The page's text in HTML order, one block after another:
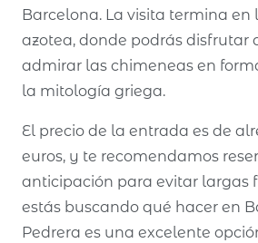
Barcelona. La visita termina
azotea, donde podrás disfrutar
admirar las chimeneas en
la mitología griega.
El precio de la entrada es de
euros, y te recomendamos
anticipación para evitar largas
estás buscando qué hacer en
Pedrera es una excelente